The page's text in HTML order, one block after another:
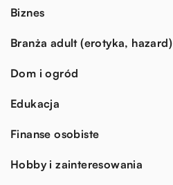
Biznes
Branża adult (erotyka, hazard)
Dom i ogród
Edukacja
Finanse osobiste
Hobby i zainteresowania